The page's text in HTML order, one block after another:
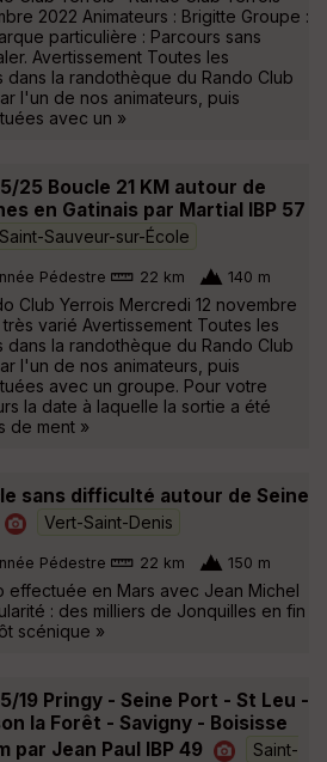
2022 Animateurs : Brigitte Groupe :
particulière : Parcours sans
Avertissement Toutes les
la randothèque du Rando Club
l'un de nos animateurs, puis
avec un »
25 Boucle 21 KM autour de
en Gatinais par Martial IBP 57
Saint-Sauveur-sur-École
Pédestre 22 km 140 m
Club Yerrois Mercredi 12 novembre
varié Avertissement Toutes les
la randothèque du Rando Club
l'un de nos animateurs, puis
avec un groupe. Pour votre
la date à laquelle la sortie a été
de ment »
sans difficulté autour de Seine
Vert-Saint-Denis
Pédestre 22 km 150 m
effectuée en Mars avec Jean Michel
: des milliers de Jonquilles en fin
scénique »
19 Pringy - Seine Port - St Leu -
la Forêt - Savigny - Boisisse
par Jean Paul IBP 49
Saint-